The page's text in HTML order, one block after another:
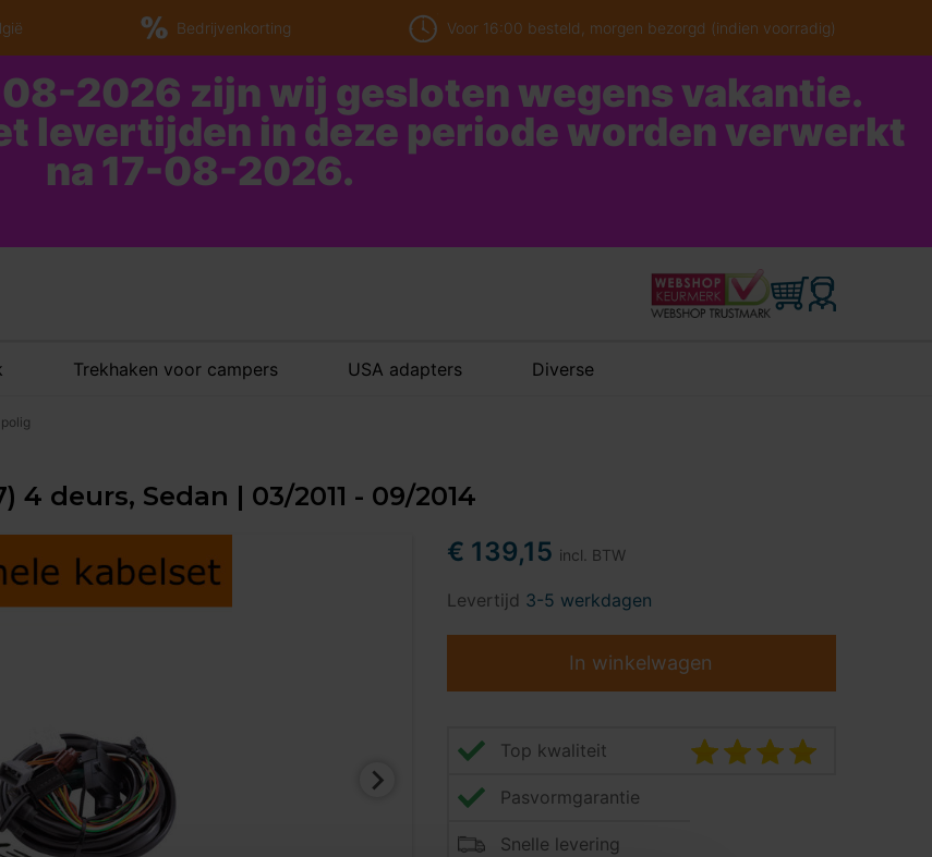
Bedrijvenkorting Voor 16:00 besteld, morgen bezorgd (indien voorradig)
2026 zijn wij gesloten wegens vakantie.
levertijden in deze periode worden verwerkt
na 17-08-2026.
Trekhaken voor campers USA adapters Diverse
deurs, Sedan | 03/2011 - 09/2014
€ 139,15 incl. BTW
Levertijd 3-5 werkdagen
In winkelwagen
Top kwaliteit
Pasvormgarantie
Snelle levering